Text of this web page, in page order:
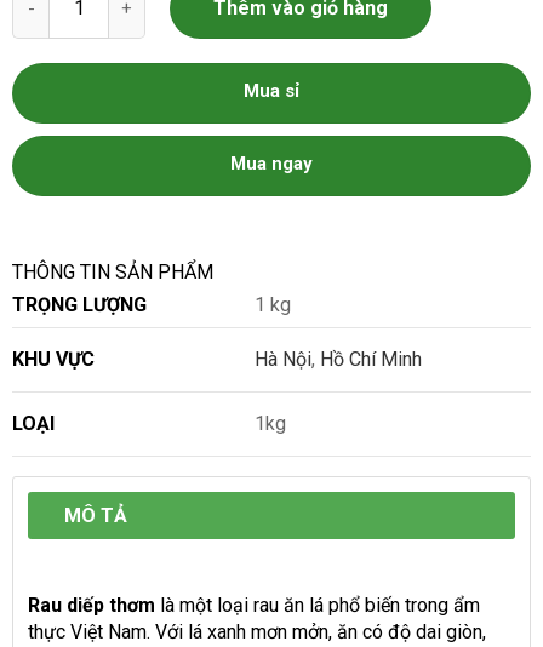
Thêm vào giỏ hàng
Mua sỉ
Mua ngay
THÔNG TIN SẢN PHẨM
TRỌNG LƯỢNG
1 kg
KHU VỰC Hà Nội, Hồ Chí Minh
LOẠI 1kg
MÔ TẢ
Rau diếp thơm là một loại rau ăn lá phổ biến trong ẩm
thực Việt Nam. Với lá xanh mơn mởn, ăn có độ dai giòn,